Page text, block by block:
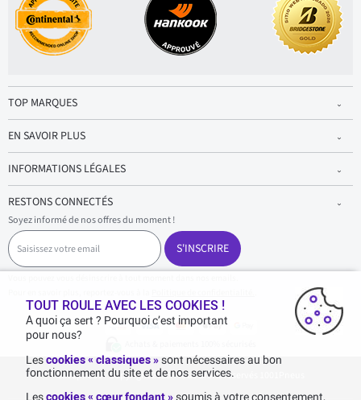
TOP MARQUES
EN SAVOIR PLUS
INFORMATIONS LÉGALES
RESTONS CONNECTÉS
Soyez informé de nos offres du moment !
S
a
i
s
S'INSCRIRE
1001pneus - Copyright 2026 - Tous droits réservés 1001Pneus
TOUT ROULE AVEC LES COOKIES !
A quoi ça sert ? Pourquoi c’est important
pour nous?
Lescookies « classiques »sont nécessaires au bon
fonctionnement du site et de nos services.
Lescookies « cœur fondant » soumis à votre consentement,